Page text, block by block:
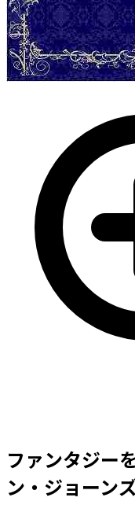
ファンタジー
ン・ジョーン